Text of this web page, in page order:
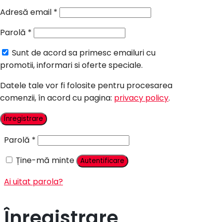
Candy Bar Botez
Contact
Autentificare
Parolă *
Ține-mă minte
Autentificare
Ai uitat parola?
Adresă email *
Parolă *
Sunt de acord sa primesc emailuri cu
promotii, informari si oferte speciale.
Datele tale vor fi folosite pentru procesarea
comenzii, în acord cu pagina: privacy policy.
Înregistrare